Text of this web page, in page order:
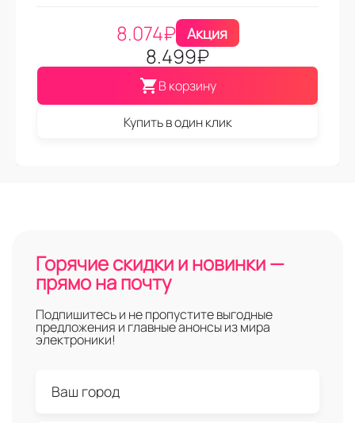
8.074₽ Акция
8.499₽
В корзину
Купить в один клик
Горячие скидки и новинки —
прямо на почту
Подпишитесь и не пропустите выгодные
предложения и главные анонсы из мира
электроники!